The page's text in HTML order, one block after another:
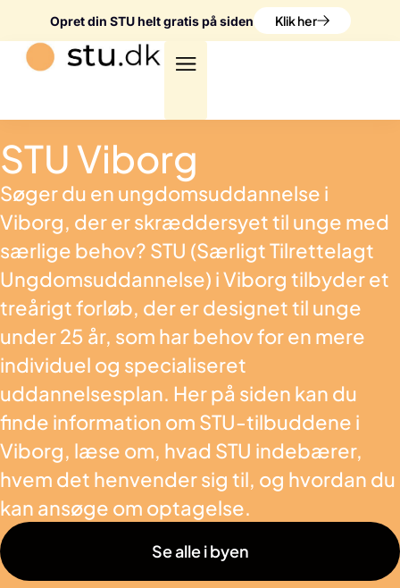
Opret din STU helt gratis på siden Klik her
STU Viborg
Søger du en ungdomsuddannelse i
Viborg, der er skræddersyet til unge med
særlige behov? STU (Særligt Tilrettelagt
Ungdomsuddannelse) i Viborg tilbyder et
treårigt forløb, der er designet til unge
under 25 år, som har behov for en mere
individuel og specialiseret
uddannelsesplan. Her på siden kan du
finde information om STU-tilbuddene i
Viborg, læse om, hvad STU indebærer,
hvem det henvender sig til, og hvordan du
kan ansøge om optagelse.
Se alle i byen